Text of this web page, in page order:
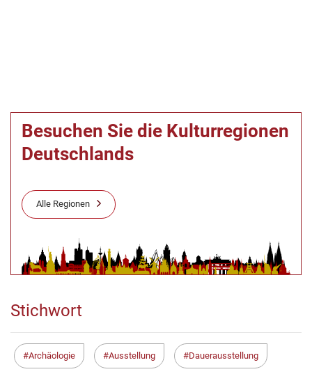
Besuchen Sie die Kulturregionen
Deutschlands
Alle Regionen
Stichwort
Archäologie Ausstellung Dauerausstellung